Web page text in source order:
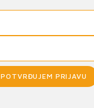
POTVRĐUJEM PRIJAVU